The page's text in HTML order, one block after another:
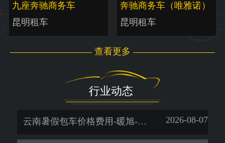
九座奔驰商务车
昆明租车
奔驰商务车（唯雅诺）
昆明租车
查看更多
行业动态
云南暑假包车价格费用-暖旭-「昆明租车平台哪个好」 2026-08-07